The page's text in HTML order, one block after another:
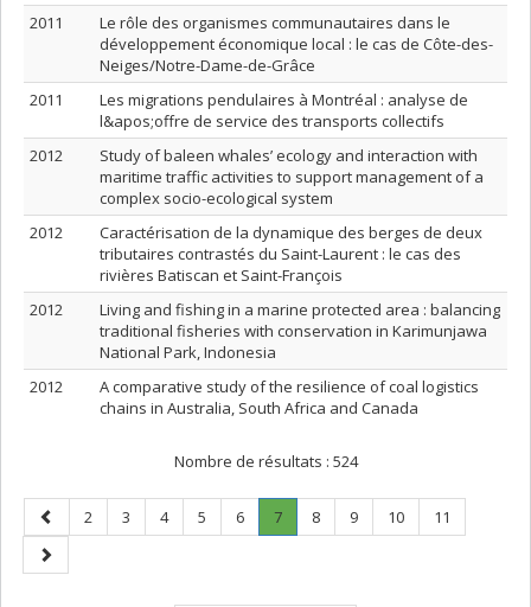
2011
Le rôle des organismes communautaires dans le
développement économique local : le cas de Côte-des-
Neiges/Notre-Dame-de-Grâce
2011
Les migrations pendulaires à Montréal : analyse de
l&apos;offre de service des transports collectifs
2012
Study of baleen whales’ ecology and interaction with
maritime traffic activities to support management of a
complex socio-ecological system
2012
Caractérisation de la dynamique des berges de deux
tributaires contrastés du Saint-Laurent : le cas des
rivières Batiscan et Saint-François
2012
Living and fishing in a marine protected area : balancing
traditional fisheries with conservation in Karimunjawa
National Park, Indonesia
2012
A comparative study of the resilience of coal logistics
chains in Australia, South Africa and Canada
Nombre de résultats : 524
Page
précédente
Page
2 Page
3 Page
4 Page
5 Page
6 Page
7.
Page
Page
8 Page
9 Page
10 Page
11
Page
suivante